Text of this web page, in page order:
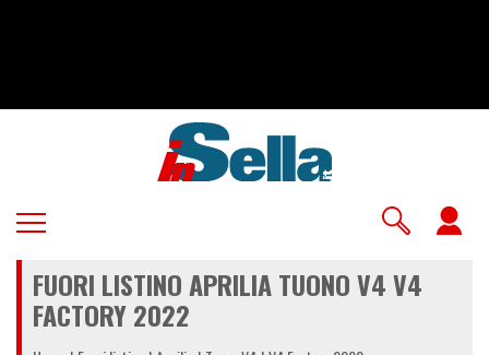
FUORI LISTINO APRILIA TUONO V4 V4
FACTORY 2022